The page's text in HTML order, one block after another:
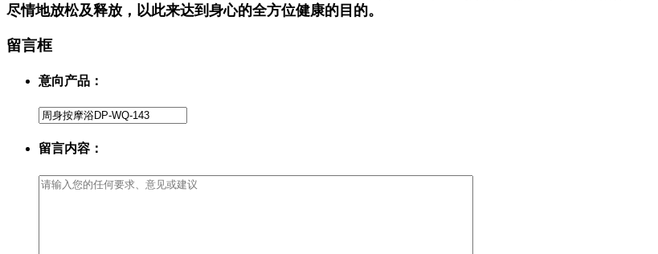
尽情地放松及释放，以此来达到身心的全方位健康的目的。
留言框
意向产品：
留言内容：